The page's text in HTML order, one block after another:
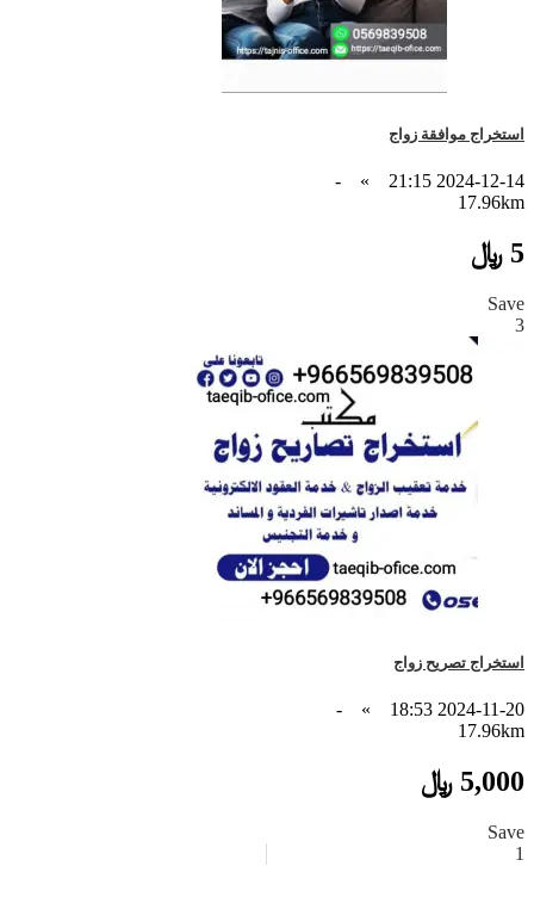
استخراج موافقة زواج
2024-12-14 21:15
»
-
17.96km
5 ﷼
Save
3
استخراج تصريح زواج
2024-11-20 18:53
»
-
17.96km
5,000 ﷼
Save
1